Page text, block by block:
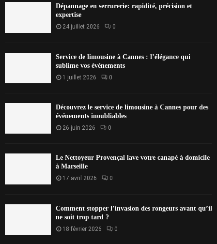
Dépannage en serrurerie: rapidité, précision et
expertise
24 juillet 2026 0
Service de limousine à Cannes : l’élégance qui
sublime vos événements
1 juillet 2026 0
Découvrez le service de limousine à Cannes pour des
événements inoubliables
26 juin 2026 0
Le Nettoyeur Provençal lave votre canapé à domicile
à Marseille
17 avril 2026 0
Comment stopper l’invasion des rongeurs avant qu’il
ne soit trop tard ?
18 février 2026 0